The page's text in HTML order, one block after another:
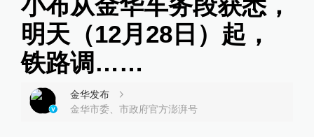
小布从金华车务段获悉，
明天（12月28日）起，
铁路调……
金华发布
金华市委、市政府官方澎湃号